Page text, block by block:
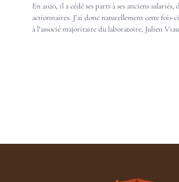
En 2020, il a cédé ses parts à ses anciens salariés,
actionnaires. J’ai donc naturellement cette fois-
à l’associé majoritaire du laboratoire, Julien